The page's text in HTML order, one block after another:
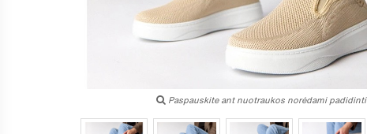
Paspauskite ant nuotraukos norėdami padidinti